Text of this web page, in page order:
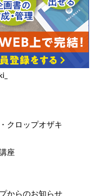
クロップオザキ
座
からのお知らせ